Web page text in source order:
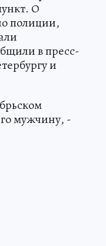
О
полиции,
в пресс-
и
мужчину, -